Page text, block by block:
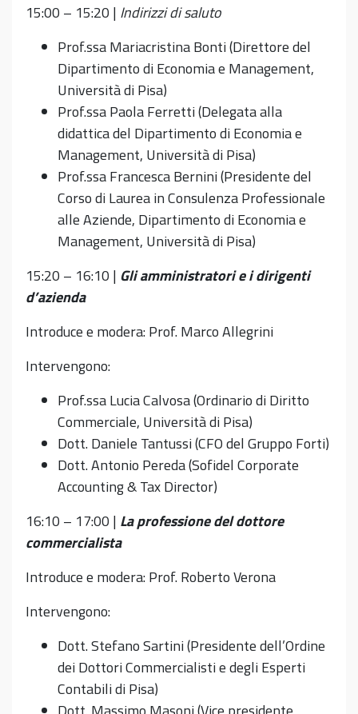
15:00 – 15:20 | Indirizzi di saluto
Prof.ssa Mariacristina Bonti (Direttore del
Dipartimento di Economia e Management,
Università di Pisa)
Prof.ssa Paola Ferretti (Delegata alla
didattica del Dipartimento di Economia e
Management, Università di Pisa)
Prof.ssa Francesca Bernini (Presidente del
Corso di Laurea in Consulenza Professionale
alle Aziende, Dipartimento di Economia e
Management, Università di Pisa)
15:20 – 16:10 | Gli amministratori e i dirigenti
d’azienda
Introduce e modera: Prof. Marco Allegrini
Intervengono:
Prof.ssa Lucia Calvosa (Ordinario di Diritto
Commerciale, Università di Pisa)
Dott. Daniele Tantussi (CFO del Gruppo Forti)
Dott. Antonio Pereda (Sofidel Corporate
Accounting & Tax Director)
16:10 – 17:00 | La professione del dottore
commercialista
Introduce e modera: Prof. Roberto Verona
Intervengono:
Dott. Stefano Sartini (Presidente dell’Ordine
dei Dottori Commercialisti e degli Esperti
Contabili di Pisa)